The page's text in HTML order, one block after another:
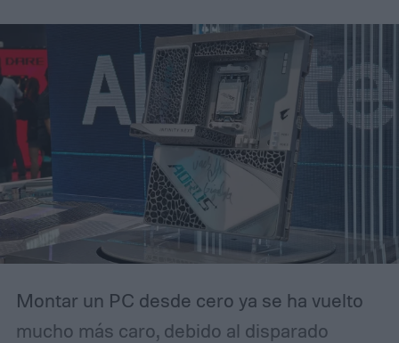
Montar un PC desde cero ya se ha vuelto
mucho más caro, debido al disparado